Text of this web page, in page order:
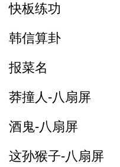
快板练功
韩信算卦
报菜名
莽撞人-八扇屏
酒鬼-八扇屏
这孙猴子-八扇屏